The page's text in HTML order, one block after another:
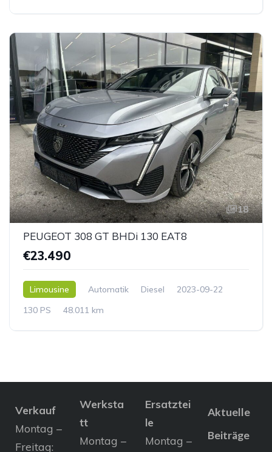
18
PEUGEOT 308 GT BHDi 130 EAT8
€23.490
Limousine Automatik Diesel
2023-09-22
130 PS
48.011 km
Verkauf
Montag –
Freitag:
Werksta
tt
Montag –
Ersatztei
le
Montag –
Aktuelle
Beiträge